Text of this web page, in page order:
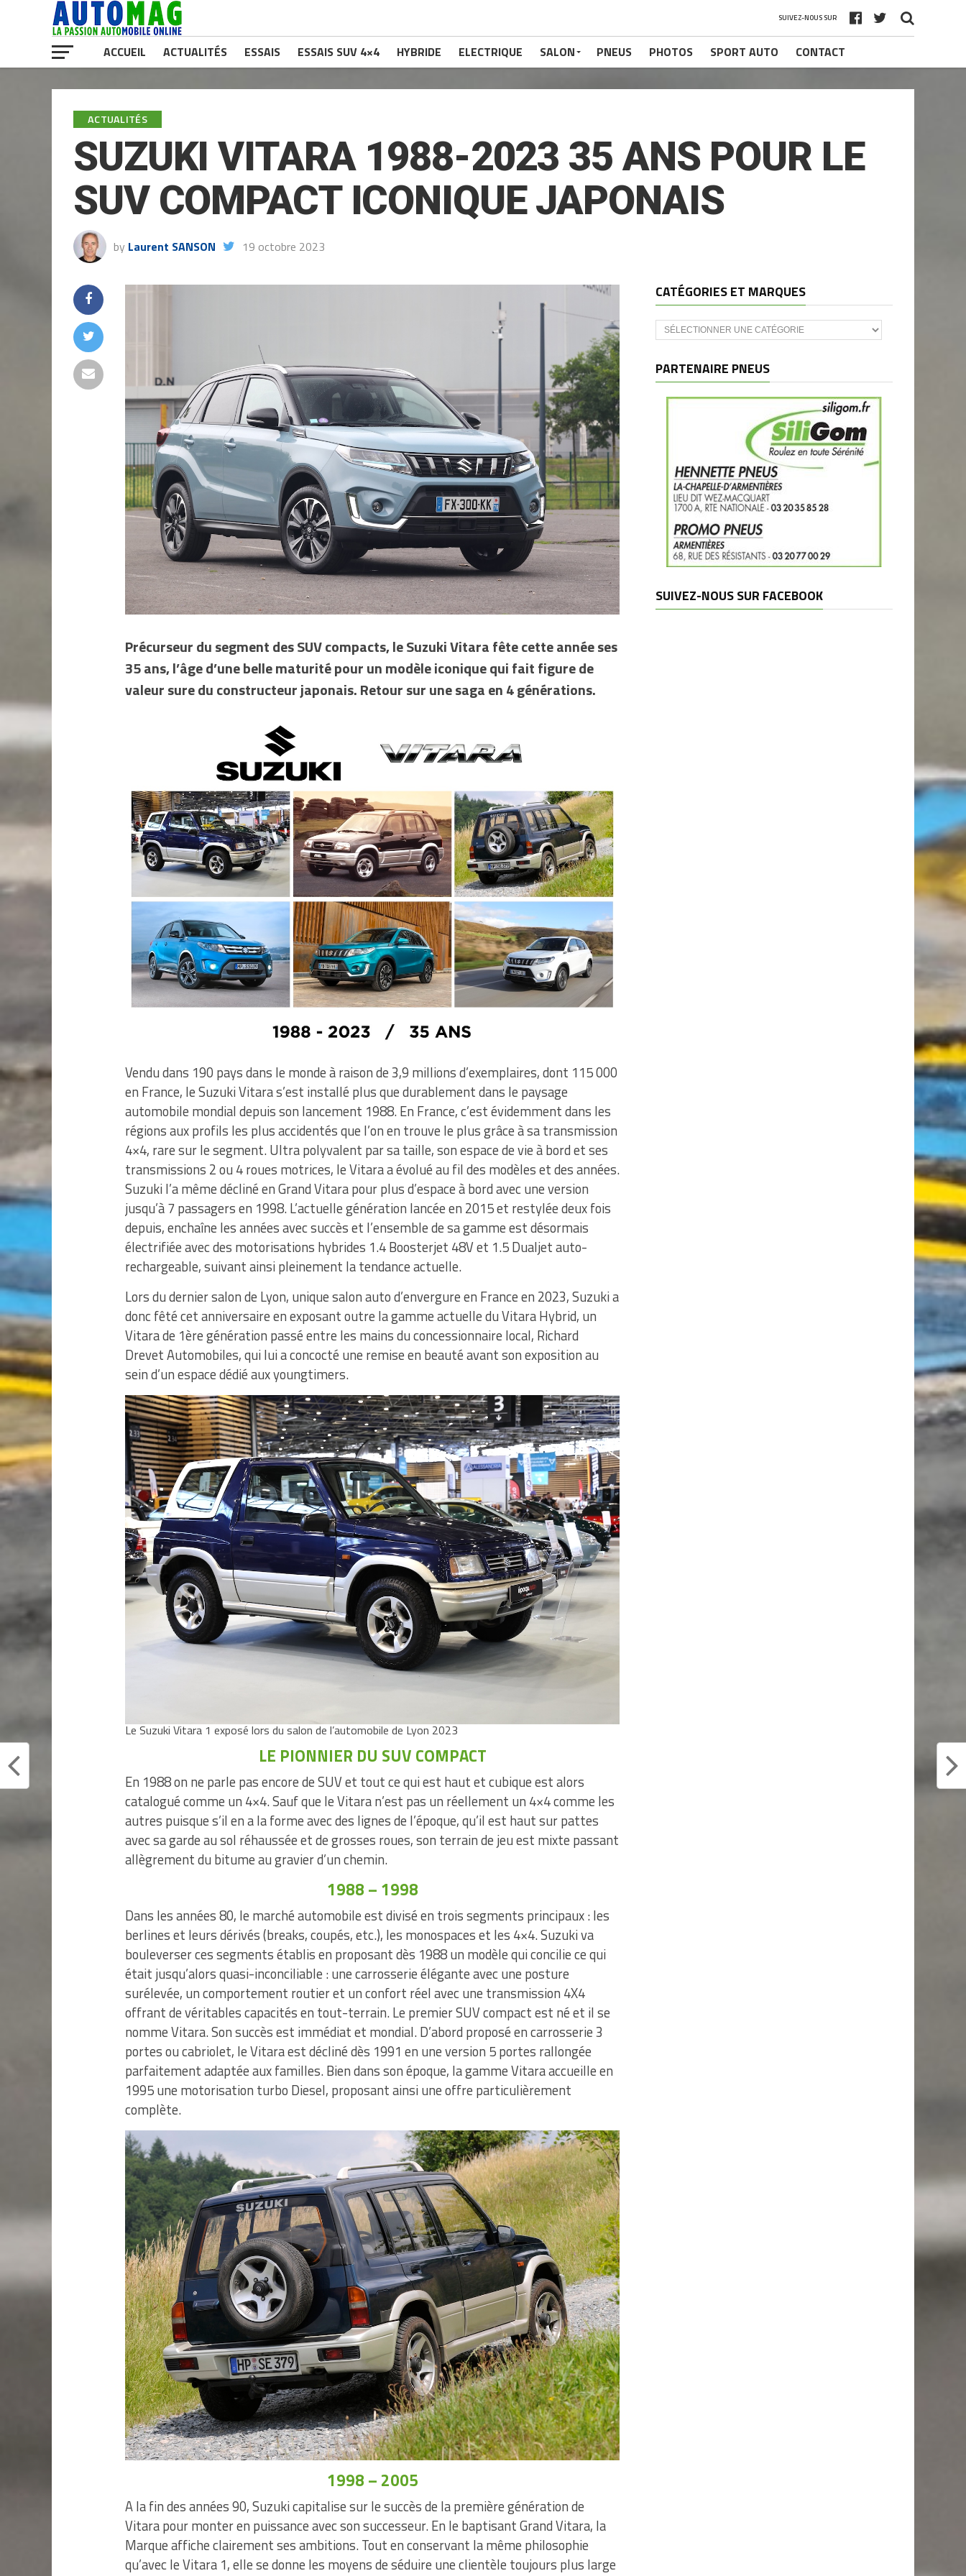
SUIVEZ-NOUS SUR
ACCUEIL ACTUALITÉS ESSAIS ESSAIS SUV 4×4 HYBRIDE ELECTRIQUE SALON PNEUS PHOTOS SPORT AUTO CONTACT
ACTUALITÉS
SUZUKI VITARA 1988-2023 35 ANS POUR LE
SUV COMPACT ICONIQUE JAPONAIS
by Laurent SANSON 19 octobre 2023
Précurseur du segment des SUV compacts, le Suzuki Vitara fête cette année ses
35 ans, l’âge d’une belle maturité pour un modèle iconique qui fait figure de
valeur sure du constructeur japonais. Retour sur une saga en 4 générations.
Vendu dans 190 pays dans le monde à raison de 3,9 millions d’exemplaires, dont 115 000
en France, le Suzuki Vitara s’est installé plus que durablement dans le paysage
automobile mondial depuis son lancement 1988. En France, c’est évidemment dans les
régions aux profils les plus accidentés que l’on en trouve le plus grâce à sa transmission
4×4, rare sur le segment. Ultra polyvalent par sa taille, son espace de vie à bord et ses
transmissions 2 ou 4 roues motrices, le Vitara a évolué au fil des modèles et des années.
Suzuki l’a même décliné en Grand Vitara pour plus d’espace à bord avec une version
jusqu’à 7 passagers en 1998. L’actuelle génération lancée en 2015 et restylée deux fois
depuis, enchaîne les années avec succès et l’ensemble de sa gamme est désormais
électrifiée avec des motorisations hybrides 1.4 Boosterjet 48V et 1.5 Dualjet auto-
rechargeable, suivant ainsi pleinement la tendance actuelle.
Lors du dernier salon de Lyon, unique salon auto d’envergure en France en 2023, Suzuki a
donc fêté cet anniversaire en exposant outre la gamme actuelle du Vitara Hybrid, un
Vitara de 1ère génération passé entre les mains du concessionnaire local, Richard
Drevet Automobiles, qui lui a concocté une remise en beauté avant son exposition au
sein d’un espace dédié aux youngtimers.
Le Suzuki Vitara 1 exposé lors du salon de l’automobile de Lyon 2023
LE PIONNIER DU SUV COMPACT
En 1988 on ne parle pas encore de SUV et tout ce qui est haut et cubique est alors
catalogué comme un 4×4. Sauf que le Vitara n’est pas un réellement un 4×4 comme les
autres puisque s’il en a la forme avec des lignes de l’époque, qu’il est haut sur pattes
avec sa garde au sol réhaussée et de grosses roues, son terrain de jeu est mixte passant
allègrement du bitume au gravier d’un chemin.
1988 – 1998
Dans les années 80, le marché automobile est divisé en trois segments principaux : les
berlines et leurs dérivés (breaks, coupés, etc.), les monospaces et les 4×4. Suzuki va
bouleverser ces segments établis en proposant dès 1988 un modèle qui concilie ce qui
était jusqu’alors quasi-inconciliable : une carrosserie élégante avec une posture
surélevée, un comportement routier et un confort réel avec une transmission 4X4
offrant de véritables capacités en tout-terrain. Le premier SUV compact est né et il se
nomme Vitara. Son succès est immédiat et mondial. D’abord proposé en carrosserie 3
portes ou cabriolet, le Vitara est décliné dès 1991 en une version 5 portes rallongée
parfaitement adaptée aux familles. Bien dans son époque, la gamme Vitara accueille en
1995 une motorisation turbo Diesel, proposant ainsi une offre particulièrement
complète.
1998 – 2005
A la fin des années 90, Suzuki capitalise sur le succès de la première génération de
Vitara pour monter en puissance avec son successeur. En le baptisant Grand Vitara, la
Marque affiche clairement ses ambitions. Tout en conservant la même philosophie
qu’avec le Vitara 1, elle se donne les moyens de séduire une clientèle toujours plus large
CATÉGORIES ET MARQUES
Catégories
et
PARTENAIRE PNEUS
SUIVEZ-NOUS SUR FACEBOOK